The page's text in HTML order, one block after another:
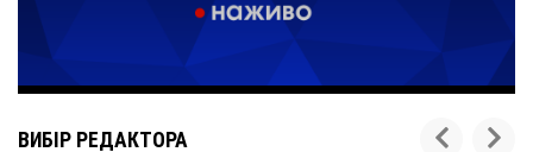
ВИБІР РЕДАКТОРА